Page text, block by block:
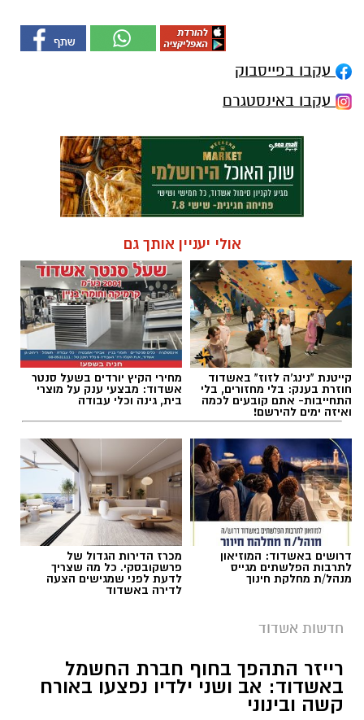
עקבו בפייסבוק
עקבו באינסטגרם
אולי יעניין אותך גם
קייטנת "נינג'ה לזוז" באשדוד
חוזרת בענק: בלי מחזורים, בלי
התחייבות- אתם קובעים לכמה
ואיזה ימים להירשם!
מחירי הקיץ יורדים בשעל סנטר
אשדוד: מבצעי ענק על מוצרי
בית, גינה וכלי עבודה
דרושים באשדוד: המוזיאון
לתרבות הפלשתים מגייס
מנהל/ת מחלקת חינוך
מכרז הדירות הגדול של
פרשקובסקי. כל מה שצריך
לדעת לפני שמגישים הצעה
לדירה באשדוד
חדשות אשדוד
רייזר התהפך בחוף חברת החשמל
באשדוד: אב ושני ילדיו נפצעו באורח
קשה ובינוני